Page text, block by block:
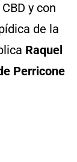
y con
de la
Raquel
Perricone